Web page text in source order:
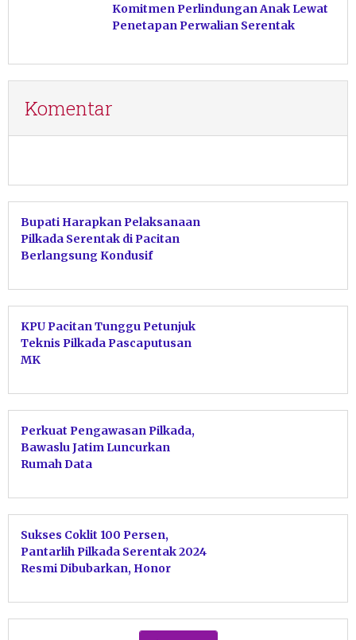
Komitmen Perlindungan Anak Lewat
Penetapan Perwalian Serentak
Komentar
Bupati Harapkan Pelaksanaan
Pilkada Serentak di Pacitan
Berlangsung Kondusif
KPU Pacitan Tunggu Petunjuk
Teknis Pilkada Pascaputusan
MK
Perkuat Pengawasan Pilkada,
Bawaslu Jatim Luncurkan
Rumah Data
Sukses Coklit 100 Persen,
Pantarlih Pilkada Serentak 2024
Resmi Dibubarkan, Honor